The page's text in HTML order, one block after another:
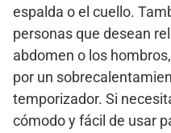
espalda o el cuello.
personas que desean
abdomen o los
por un
temporizador. Si
cómodo y fácil de usar